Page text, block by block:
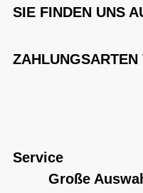
SIE FINDEN UNS
ZAHLUNGSARTEN
Service
Große